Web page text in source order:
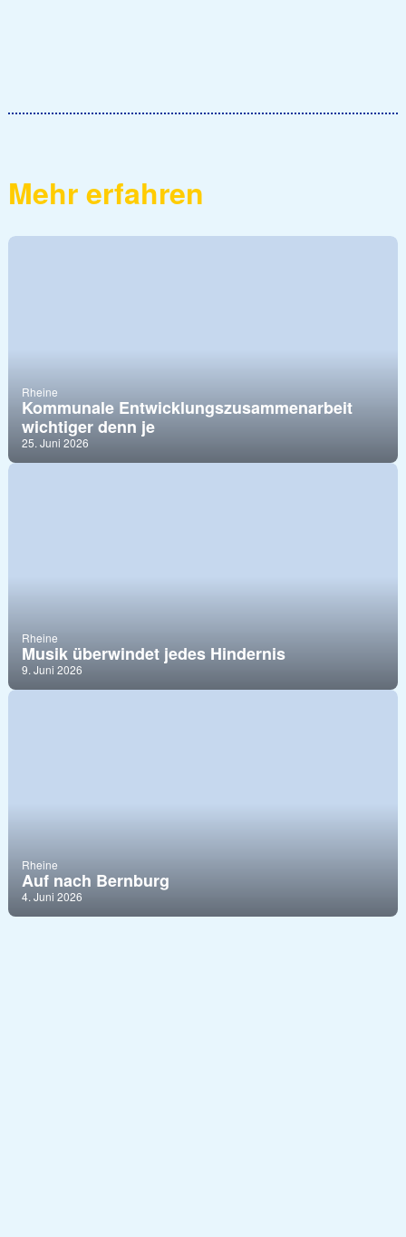
Mehr erfahren
Rheine
Kommunale Entwicklungszusammenarbeit
wichtiger denn je
25. Juni 2026
Rheine
Musik überwindet jedes Hindernis
9. Juni 2026
Rheine
Auf nach Bernburg
4. Juni 2026